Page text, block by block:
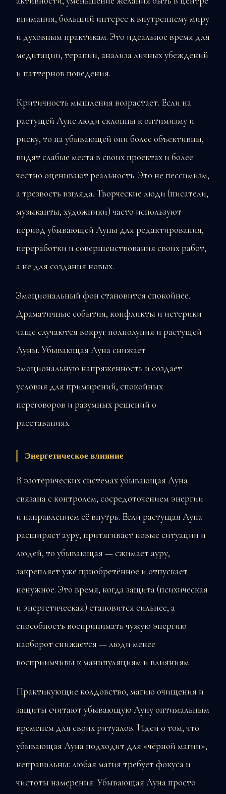
внимания, больший интерес к внутреннему миру
и духовным практикам. Это идеальное время для
медитации, терапии, анализа личных убеждений
и паттернов поведения.
Критичность мышления возрастает. Если на
растущей Луне люди склонны к оптимизму и
риску, то на убывающей они более объективны,
видят слабые места в своих проектах и более
честно оценивают реальность. Это не пессимизм,
а трезвость взгляда. Творческие люди (писатели,
музыканты, художники) часто используют
период убывающей Луны для редактирования,
переработки и совершенствования своих работ,
а не для создания новых.
Эмоциональный фон становится спокойнее.
Драматичные события, конфликты и истерики
чаще случаются вокруг полнолуния и растущей
Луны. Убывающая Луна снижает
эмоциональную напряженность и создает
условия для примирений, спокойных
переговоров и разумных решений о
расставаниях.
Энергетическое влияние
В эзотерических системах убывающая Луна
связана с контролем, сосредоточением энергии
и направлением её внутрь. Если растущая Луна
расширяет ауру, притягивает новые ситуации и
людей, то убывающая — сжимает ауру,
закрепляет уже приобретённое и отпускает
ненужное. Это время, когда защита (психическая
и энергетическая) становится сильнее, а
способность воспринимать чужую энергию
наоборот снижается — люди менее
восприимчивы к манипуляциям и влияниям.
Практикующие колдовство, магию очищения и
защиты считают убывающую Луну оптимальным
временем для своих ритуалов. Идеи о том, что
убывающая Луна подходит для «чёрной магии»,
неправильны: любая магия требует фокуса и
чистоты намерения. Убывающая Луна просто